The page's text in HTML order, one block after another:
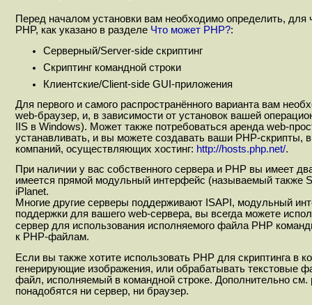
Перед началом установки вам необходимо определить,
PHP, как указано в разделе Что может PHP?:
Серверный/Server-side скриптинг
Скриптинг командной строки
Клиентские/Client-side GUI-приложения
Для первого и самого распространённого варианта вам
web-браузер, и, в зависимости от установок вашей
IIS в Windows). Может также потребоваться аренда web-
устанавливать, и вы можете создавать ваши PHP-скрипты,
компаний, осуществляющих хостинг: http://hosts.php.net/.
При наличии у вас собственного сервера и PHP вы имеет
имеется прямой модульный интерфейс (называемый также
iPlanet.
Многие другие серверы поддерживают ISAPI, модульный
поддержки для вашего web-сервера, вы всегда можете
сервер для использования исполняемого файла РНР
к PHP-файлам.
Если вы также хотите использовать PHP для скриптинга в
генерирующие изображения, или обрабатывать текстовые
файл, исполняемый в командной строке. Дополнительно см.
понадобятся ни сервер, ни браузер.